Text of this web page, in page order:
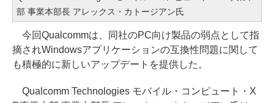
部 事業本部長 アレックス・カトージアン氏
今回Qualcommは、同社のPC向け製品の弱点として指
摘されWindowsアプリケーションの互換性問題に関して
も積極的に新しいアップデートを提供した。
Qualcomm Technologies モバイル・コンピュート・X